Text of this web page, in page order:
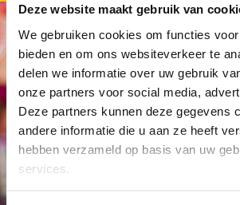
Deze website maakt gebruik van
We gebruiken cookies om functies
bieden en om ons websiteverkeer te
delen we informatie over uw gebruik
onze partners voor social media,
Deze partners kunnen deze gegevens
andere informatie die u aan ze heeft
hebben verzameld op basis van uw
services.
Schrijf je in voor de Culturele
nieuwsbrief!